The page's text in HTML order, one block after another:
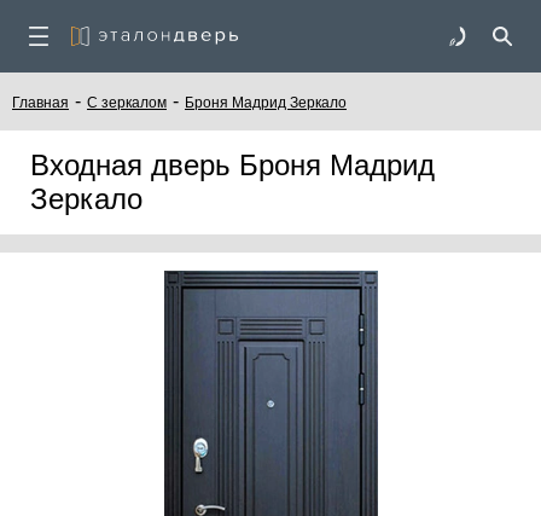
Главная - C зеркалом - Броня Мадрид Зеркало
Входная дверь Броня Мадрид
Зеркало